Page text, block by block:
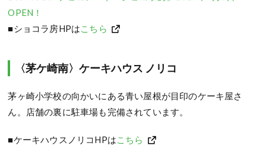
OPEN！
■ショコラ房HPはこちら
〈茅ケ崎南〉ケーキハウス ノリコ
茅ヶ崎小学校の向かいにある青い屋根が目印のケーキ屋さ
ん。店舗の裏に駐車場も完備されています。
■ケーキハウスノリコHPはこちら